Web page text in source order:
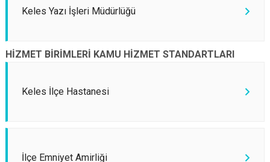
Keles
Kestel
Keles Yazı İşleri Müdürlüğü
HİZMET BİRİMLERİ KAMU HİZMET STANDARTLARI
Keles İlçe Hastanesi
İlçe Emniyet Amirliği